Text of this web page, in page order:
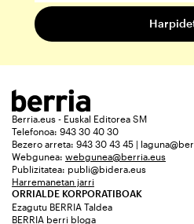
Berria.eus - Euskal Editorea SM
Telefonoa: 943 30 40 30
Bezero arreta: 943 30 43 45 |
Webgunea: webgunea@berria.eus
Publizitatea: publi@bidera.eus
Harremanetan jarri
ORRIALDE KORPORATIBOAK
Ezagutu BERRIA Taldea
BERRIA berri bloga